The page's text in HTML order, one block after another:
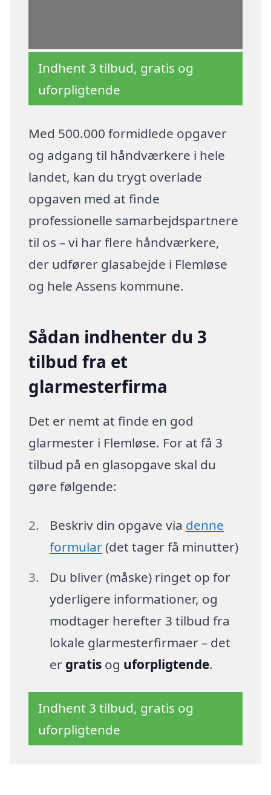
Indhent 3 tilbud, gratis og
uforpligtende
Med 500.000 formidlede opgaver
og adgang til håndværkere i hele
landet, kan du trygt overlade
opgaven med at finde
professionelle samarbejdspartnere
til os – vi har flere håndværkere,
der udfører glasabejde i Flemløse
og hele Assens kommune.
Sådan indhenter du 3
tilbud fra et
glarmesterfirma
Det er nemt at finde en god
glarmester i Flemløse. For at få 3
tilbud på en glasopgave skal du
gøre følgende:
Beskriv din opgave via denne
formular(det tager få minutter)
Du bliver (måske) ringet op for
yderligere informationer, og
modtager herefter 3 tilbud fra
lokale glarmesterfirmaer – det
er gratisog uforpligtende.
Indhent 3 tilbud, gratis og
uforpligtende